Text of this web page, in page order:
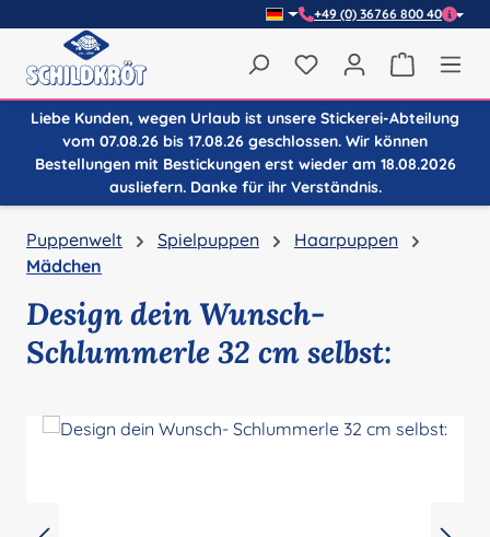
+49 (0) 36766 800 40
Du hast 0 Produkte
Liebe Kunden, wegen Urlaub ist unsere Stickerei-Abteilung
vom 07.08.26 bis 17.08.26 geschlossen. Wir können
Bestellungen mit Bestickungen erst wieder am 18.08.2026
ausliefern. Danke für ihr Verständnis.
Puppenwelt Spielpuppen
Haarpuppen
Mädchen
Design dein Wunsch-
Schlummerle 32 cm selbst: